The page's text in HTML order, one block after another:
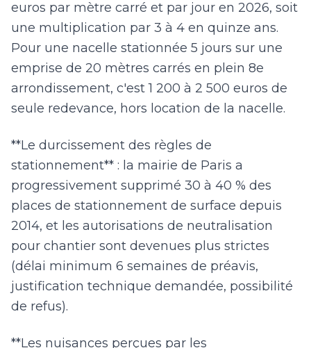
euros par mètre carré et par jour en 2026, soit
une multiplication par 3 à 4 en quinze ans.
Pour une nacelle stationnée 5 jours sur une
emprise de 20 mètres carrés en plein 8e
arrondissement, c'est 1 200 à 2 500 euros de
seule redevance, hors location de la nacelle.
**Le durcissement des règles de
stationnement** : la mairie de Paris a
progressivement supprimé 30 à 40 % des
places de stationnement de surface depuis
2014, et les autorisations de neutralisation
pour chantier sont devenues plus strictes
(délai minimum 6 semaines de préavis,
justification technique demandée, possibilité
de refus).
**Les nuisances perçues par les